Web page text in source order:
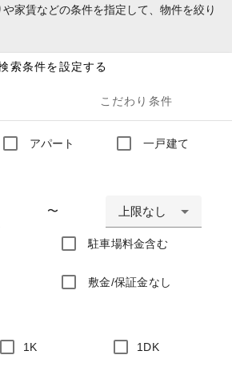
家賃などの条件を指定して、物件を絞り
索条件を設定する
こだわり条件
アパート 一戸建て
〜 上限なし
駐車場料金含む
敷金/保証金なし
1K 1DK